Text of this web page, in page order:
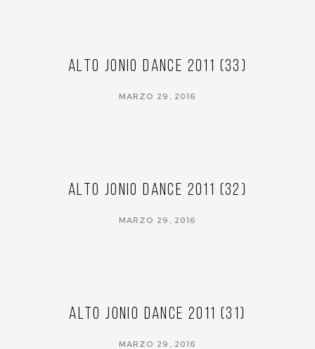
Alto Jonio Dance 2011 (33)
MARZO 29, 2016
Alto Jonio Dance 2011 (32)
MARZO 29, 2016
Alto Jonio Dance 2011 (31)
MARZO 29, 2016